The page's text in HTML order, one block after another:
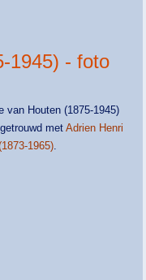
1945) - foto
van Houten (1875-1945)
metAdrien Henri
1965).